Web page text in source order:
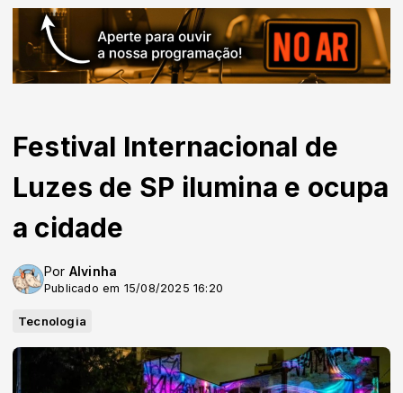
Festival Internacional de
Luzes de SP ilumina e ocupa
a cidade
Por Alvinha
Publicado em 15/08/2025 16:20
Tecnologia